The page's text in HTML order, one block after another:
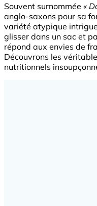
Souvent surnommée «
anglo-saxons pour sa
variété atypique
glisser dans un sac et
répond aux envies de
Découvrons les
nutritionnels